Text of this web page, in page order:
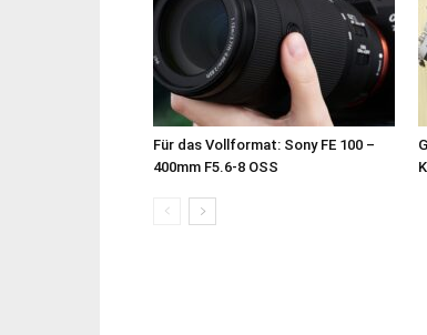
Für das Vollformat: Sony FE 100 –
400mm F5.6-8 OSS